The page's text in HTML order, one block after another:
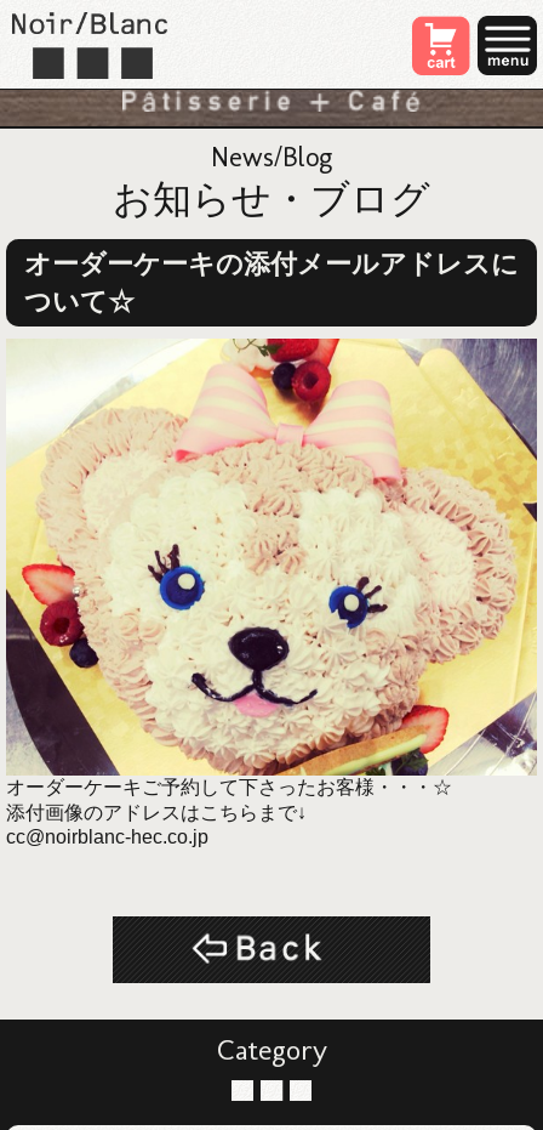
News/Blog
お知らせ・ブログ
オーダーケーキの添付メールアドレスに
ついて☆
オーダーケーキご予約して下さったお客様・・・☆
添付画像のアドレスはこちらまで↓
cc@noirblanc-hec.co.jp
Category